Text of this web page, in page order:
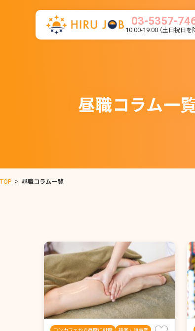
03-5357-
10:00-19:00（土日祝日を
昼職コラム一
TOP > 昼職コラム一覧